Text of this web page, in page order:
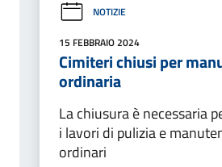
NOTIZIE
15 FEBBRAIO 2024
Cimiteri chiusi per
ordinaria
La chiusura è necessaria
i lavori di pulizia e
ordinari